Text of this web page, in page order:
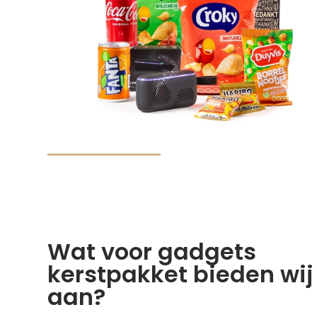
Strand (0)
Travel (0)
Trendy (0)
Uniek (0)
Veel artikelen (0)
Wat voor gadgets
kerstpakket bieden wij
aan?